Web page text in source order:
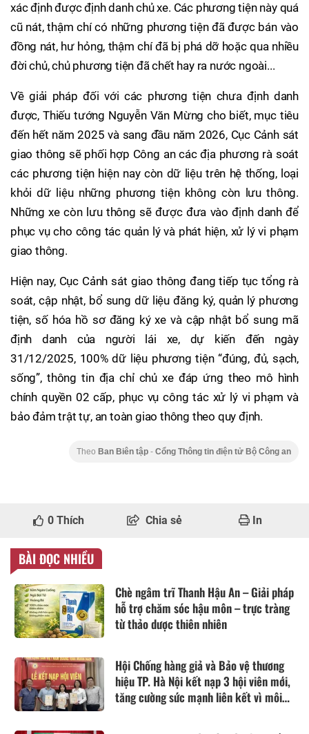
xác định được định danh chủ xe. Các phương tiện này quá
cũ nát, thậm chí có những phương tiện đã được bán vào
đồng nát, hư hỏng, thậm chí đã bị phá dỡ hoặc qua nhiều
đời chủ, chủ phương tiện đã chết hay ra nước ngoài...
Về giải pháp đối với các phương tiện chưa định danh
được, Thiếu tướng Nguyễn Văn Mừng cho biết, mục tiêu
đến hết năm 2025 và sang đầu năm 2026, Cục Cảnh sát
giao thông sẽ phối hợp Công an các địa phương rà soát
các phương tiện hiện nay còn dữ liệu trên hệ thống, loại
khỏi dữ liệu những phương tiện không còn lưu thông.
Những xe còn lưu thông sẽ được đưa vào định danh để
phục vụ cho công tác quản lý và phát hiện, xử lý vi phạm
giao thông.
Hiện nay, Cục Cảnh sát giao thông đang tiếp tục tổng rà
soát, cập nhật, bổ sung dữ liệu đăng ký, quản lý phương
tiện, số hóa hồ sơ đăng ký xe và cập nhật bổ sung mã
định danh của người lái xe, dự kiến đến ngày
31/12/2025, 100% dữ liệu phương tiện “đúng, đủ, sạch,
sống”, thông tin địa chỉ chủ xe đáp ứng theo mô hình
chính quyền 02 cấp, phục vụ công tác xử lý vi phạm và
bảo đảm trật tự, an toàn giao thông theo quy định.
Theo Ban Biên tập - Cổng Thông tin điện tử Bộ Công an
0 Thích Chia sẻ In
BÀI ĐỌC NHIỀU
Chè ngâm trĩ Thanh Hậu An – Giải pháp
hỗ trợ chăm sóc hậu môn – trực tràng
từ thảo dược thiên nhiên
Hội Chống hàng giả và Bảo vệ thương
hiệu TP. Hà Nội kết nạp 3 hội viên mới,
tăng cường sức mạnh liên kết vì môi